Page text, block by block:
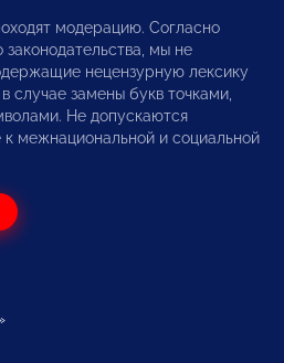
модерацию. Согласно
мы не
нецензурную лексику
случае замены букв точками,
Не допускаются
межнациональной и социальной